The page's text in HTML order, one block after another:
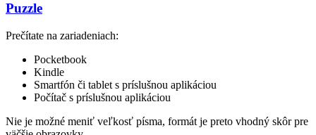
Puzzle
Prečítate na zariadeniach:
Pocketbook
Kindle
Smartfón či tablet s príslušnou aplikáciou
Počítač s príslušnou aplikáciou
Nie je možné meniť veľkosť písma, formát je preto vhodný skôr pre